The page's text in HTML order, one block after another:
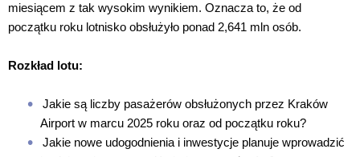
miesiącem z tak wysokim wynikiem. Oznacza to, że od
początku roku lotnisko obsłużyło ponad 2,641 mln osób.
Rozkład lotu:
Jakie są liczby pasażerów obsłużonych przez Kraków
Airport w marcu 2025 roku oraz od początku roku?
Jakie nowe udogodnienia i inwestycje planuje wprowadzić